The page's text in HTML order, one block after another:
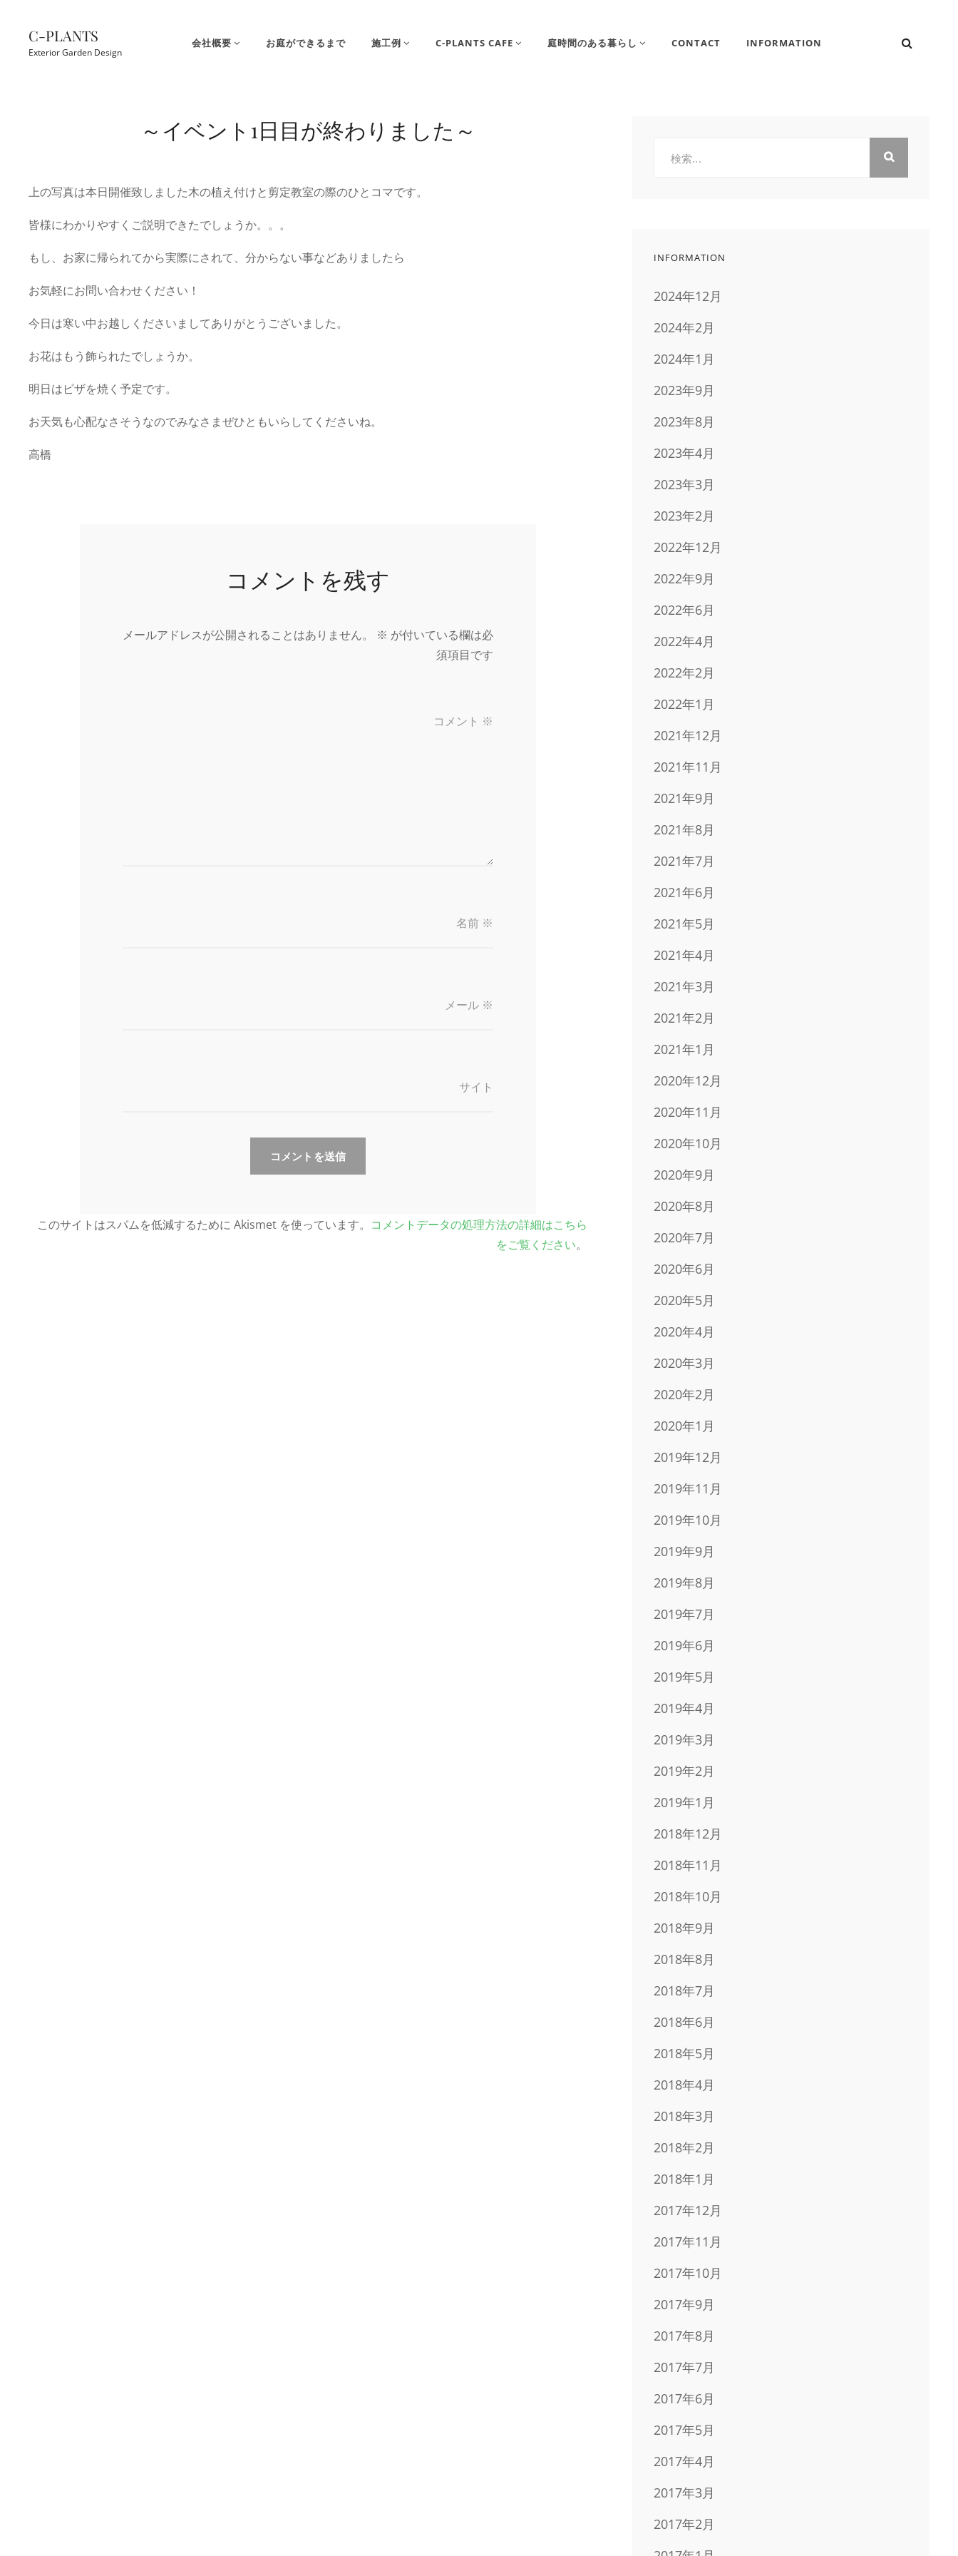
C-PLANTS
Exterior Garden Design
会社概要 お庭ができるまで 施工例 C-PLANTS CAFE 庭時間のある暮らし CONTACT INFORMATION
～イベント1日目が終わりました～
上の写真は本日開催致しました木の植え付けと剪定教室の際のひとコマです。
皆様にわかりやすくご説明できたでしょうか。。。
もし、お家に帰られてから実際にされて、分からない事などありましたら
お気軽にお問い合わせください！
今日は寒い中お越しくださいましてありがとうございました。
お花はもう飾られたでしょうか。
明日はピザを焼く予定です。
お天気も心配なさそうなのでみなさまぜひともいらしてくださいね。
高橋
コメントを残す
メールアドレスが公開されることはありません。 ※ が付いている欄は必
須項目です
コメント ※
名前 ※
メール ※
サイト
このサイトはスパムを低減するために Akismet を使っています。 コメントデータの処理方法の詳細はこちら
をご覧ください。
INFORMATION
2024年12月
2024年2月
2024年1月
2023年9月
2023年8月
2023年4月
2023年3月
2023年2月
2022年12月
2022年9月
2022年6月
2022年4月
2022年2月
2022年1月
2021年12月
2021年11月
2021年9月
2021年8月
2021年7月
2021年6月
2021年5月
2021年4月
2021年3月
2021年2月
2021年1月
2020年12月
2020年11月
2020年10月
2020年9月
2020年8月
2020年7月
2020年6月
2020年5月
2020年4月
2020年3月
2020年2月
2020年1月
2019年12月
2019年11月
2019年10月
2019年9月
2019年8月
2019年7月
2019年6月
2019年5月
2019年4月
2019年3月
2019年2月
2019年1月
2018年12月
2018年11月
2018年10月
2018年9月
2018年8月
2018年7月
2018年6月
2018年5月
2018年4月
2018年3月
2018年2月
2018年1月
2017年12月
2017年11月
2017年10月
2017年9月
2017年8月
2017年7月
2017年6月
2017年5月
2017年4月
2017年3月
2017年2月